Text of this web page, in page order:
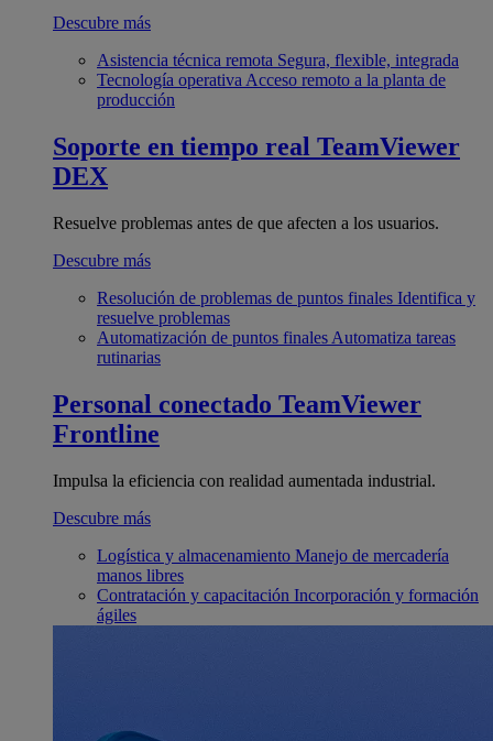
Descubre más
Asistencia técnica remota Segura, flexible, integrada
Tecnología operativa Acceso remoto a la planta de
producción
Soporte en tiempo real TeamViewer
DEX
Resuelve problemas antes de que afecten a los usuarios.
Descubre más
Resolución de problemas de puntos finales Identifica y
resuelve problemas
Automatización de puntos finales Automatiza tareas
rutinarias
Personal conectado TeamViewer
Frontline
Impulsa la eficiencia con realidad aumentada industrial.
Descubre más
Logística y almacenamiento Manejo de mercadería
manos libres
Contratación y capacitación Incorporación y formación
ágiles